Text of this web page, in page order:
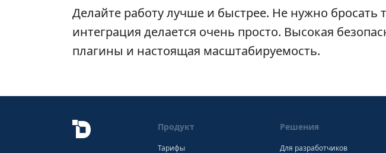
Делайте работу лучше и быстрее. Не нужно бросать
интеграция делается очень просто. Высокая
плагины и настоящая масштабируемость.
Продукт
Тарифы
Решения
Для разработчиков